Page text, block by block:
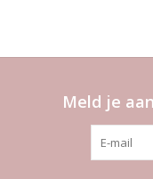
Meld je